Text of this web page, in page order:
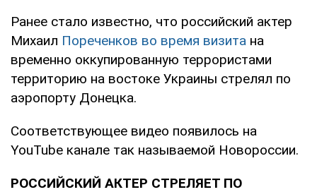
Ранее стало известно, что российский актер
Михаил Пореченков во время визита на
временно оккупированную террористами
территорию на востоке Украины стрелял по
аэропорту Донецка.
Соответствующее видео появилось на
YouTube канале так называемой Новороссии.
РОССИЙСКИЙ АКТЕР СТРЕЛЯЕТ ПО